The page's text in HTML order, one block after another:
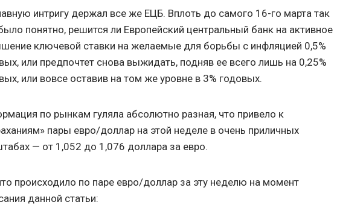
интригу держал все же ЕЦБ. Вплоть до самого 16-го марта так
понятно, решится ли Европейский центральный банк на активное
ключевой ставки на желаемые для борьбы с инфляцией 0,5%
или предпочтет снова выжидать, подняв ее всего лишь на 0,25%
или вовсе оставив на том же уровне в 3% годовых.
по рынкам гуляла абсолютно разная, что привело к
пары евро/доллар на этой неделе в очень приличных
— от 1,052 до 1,076 доллара за евро.
происходило по паре евро/доллар за эту неделю на момент
данной статьи: